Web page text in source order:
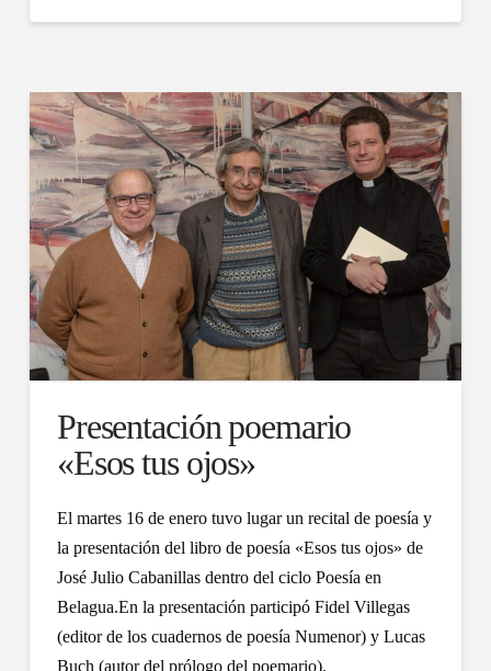
Presentación poemario
«Esos tus ojos»
El martes 16 de enero tuvo lugar un recital de poesía y
la presentación del libro de poesía «Esos tus ojos» de
José Julio Cabanillas dentro del ciclo Poesía en
Belagua.En la presentación participó Fidel Villegas
(editor de los cuadernos de poesía Numenor) y Lucas
Buch (autor del prólogo del poemario).